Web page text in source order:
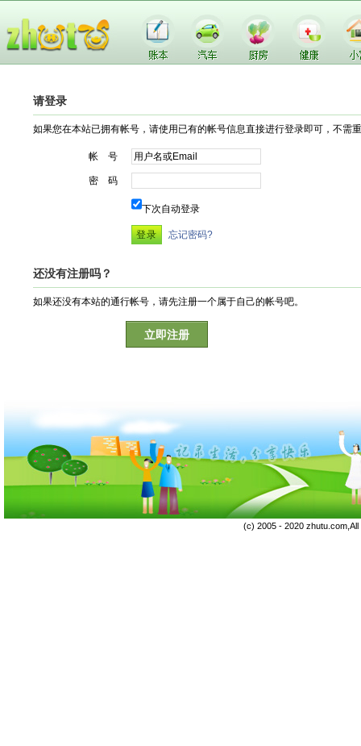
请登录
如果您在本站已拥有帐号，请使用已有的帐号信息直接进行登录即可，不需
帐 号
密 码
下次自动登录
忘记密码?
还没有注册吗？
如果还没有本站的通行帐号，请先注册一个属于自己的帐号吧。
立即注册
(c) 2005 - 2020